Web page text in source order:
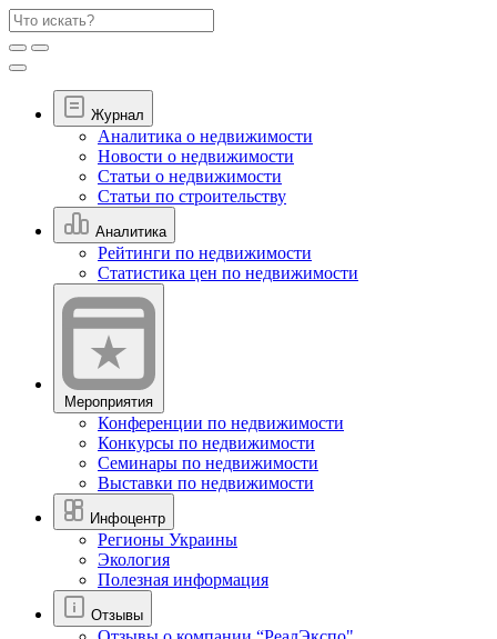
Журнал
Аналитика о недвижимости
Новости о недвижимости
Статьи о недвижимости
Статьи по строительству
Аналитика
Рейтинги по недвижимости
Статистика цен по недвижимости
Мероприятия
Конференции по недвижимости
Конкурсы по недвижимости
Семинары по недвижимости
Выставки по недвижимости
Инфоцентр
Регионы Украины
Экология
Полезная информация
Отзывы